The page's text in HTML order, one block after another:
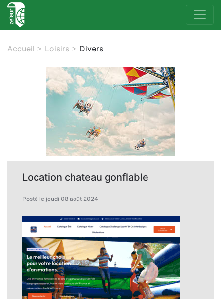
Accueil > Loisirs > Divers
Location chateau gonflable
Posté le jeudi 08 août 2024